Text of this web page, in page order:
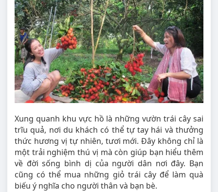
Xung quanh khu vực hồ là những vườn trái cây sai
trĩu quả, nơi du khách có thể tự tay hái và thưởng
thức hương vị tự nhiên, tươi mới. Đây không chỉ là
một trải nghiệm thú vị mà còn giúp bạn hiểu thêm
về đời sống bình dị của người dân nơi đây. Bạn
cũng có thể mua những giỏ trái cây để làm quà
biếu ý nghĩa cho người thân và bạn bè.